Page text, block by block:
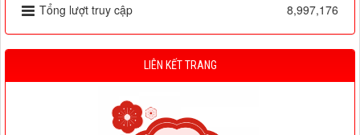
Tổng lượt truy cập
8,997,176
LIÊN KẾT TRANG